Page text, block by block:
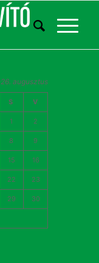
augusztus
S V
1 2
8 9
15 16
22 23
29 30